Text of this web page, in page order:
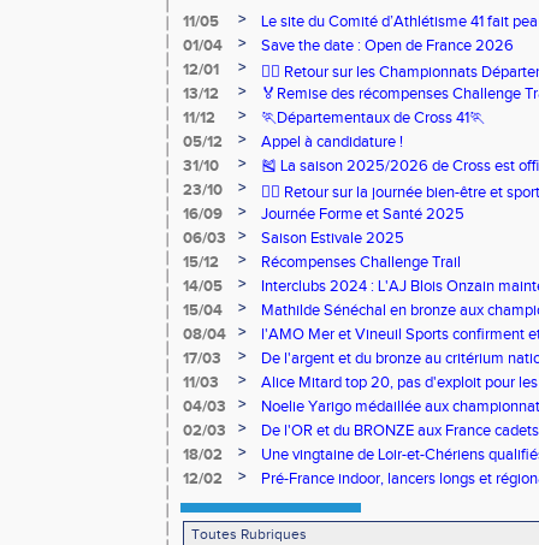
11/05 >
Le site du Comité d’Athlétisme 41 fait
01/04
>
Save the date : Open de France 2026
12/01
>
🏃‍♂️ Retour sur les Championnats
13/12
>
🏅Remise des récompenses Challenge
11/12
>
🏃Départementaux de Cross 41🏃
05/12
>
Appel à candidature !
31/10
>
🎽 La saison 2025/2026 de Cross est
23/10
>
🧘‍♀️ Retour sur la journée bien-être et
16/09
>
Journée Forme et Santé 2025
06/03
>
Saison Estivale 2025
15/12
>
Récompenses Challenge Trail
14/05
>
Interclubs 2024 : L'AJ Blois Onzain
Romorantin en N2B
15/04 >
Mathilde Sénéchal en bronze aux
08/04
>
l'AMO Mer et Vineuil Sports confirment
benjamins
17/03 >
De l'argent et du bronze au critérium
11/03
>
Alice Mitard top 20, pas d'exploit pour
04/03
>
Noelie Yarigo médaillée aux
02/03
>
De l'OR et du BRONZE aux France
18/02
>
Une vingtaine de Loir-et-Chériens
12/02
> Pré-France indoor, lancers longs et